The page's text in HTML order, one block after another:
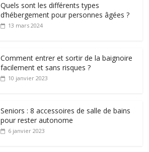
Quels sont les différents types
d’hébergement pour personnes âgées ?
13 mars 2024
Comment entrer et sortir de la baignoire
facilement et sans risques ?
10 janvier 2023
Seniors : 8 accessoires de salle de bains
pour rester autonome
6 janvier 2023